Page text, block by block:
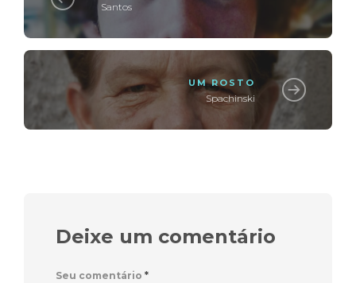
Santos
UM ROSTO
Spachinski
Deixe um comentário
Seu comentário *